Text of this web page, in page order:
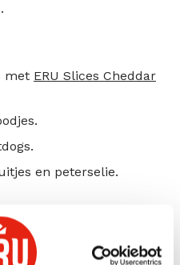
met ERU Slices Cheddar
en peterselie.